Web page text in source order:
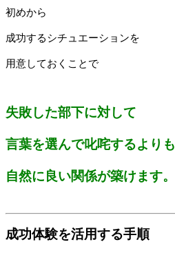
初めから
成功するシチュエーションを
用意しておくことで
失敗した部下に対して
言葉を選んで叱咤するよりも
自然に良い関係が築けます。
成功体験を活用する手順